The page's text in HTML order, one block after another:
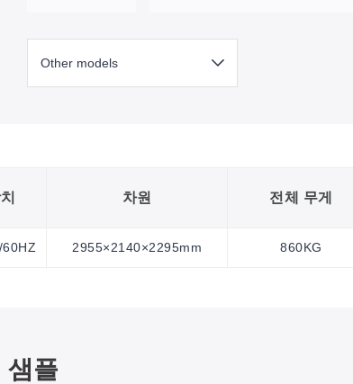
차원 전체 무게
2955×2140×2295mm 860KG
샘플